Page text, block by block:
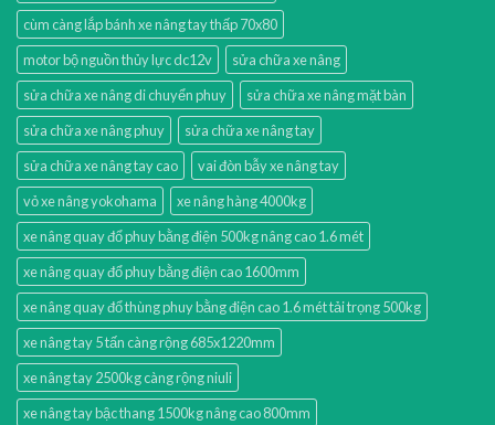
cùm càng lắp bánh xe nâng tay thấp 70x80
motor bộ nguồn thủy lực dc12v
sửa chữa xe nâng
sửa chữa xe nâng di chuyển phuy
sửa chữa xe nâng mặt bàn
sửa chữa xe nâng phuy
sửa chữa xe nâng tay
sửa chữa xe nâng tay cao
vai đòn bẫy xe nâng tay
vỏ xe nâng yokohama
xe nâng hàng 4000kg
xe nâng quay đổ phuy bằng điện 500kg nâng cao 1.6 mét
xe nâng quay đổ phuy bằng điện cao 1600mm
xe nâng quay đổ thùng phuy bằng điện cao 1.6 mét tải trọng 500kg
xe nâng tay 5 tấn càng rộng 685x1220mm
xe nâng tay 2500kg càng rộng niuli
xe nâng tay bậc thang 1500kg nâng cao 800mm